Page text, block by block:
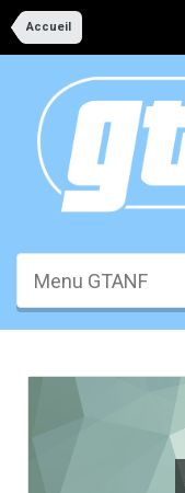
Accueil
Menu GTANF